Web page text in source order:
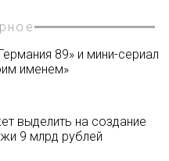
89» и мини-сериал
именем»
выделить на создание
9 млрд рублей